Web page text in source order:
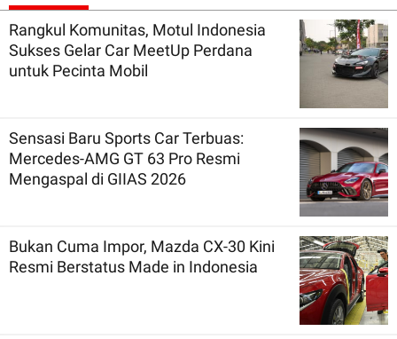
Rangkul Komunitas, Motul Indonesia
Sukses Gelar Car MeetUp Perdana
untuk Pecinta Mobil
Sensasi Baru Sports Car Terbuas:
Mercedes-AMG GT 63 Pro Resmi
Mengaspal di GIIAS 2026
Bukan Cuma Impor, Mazda CX-30 Kini
Resmi Berstatus Made in Indonesia